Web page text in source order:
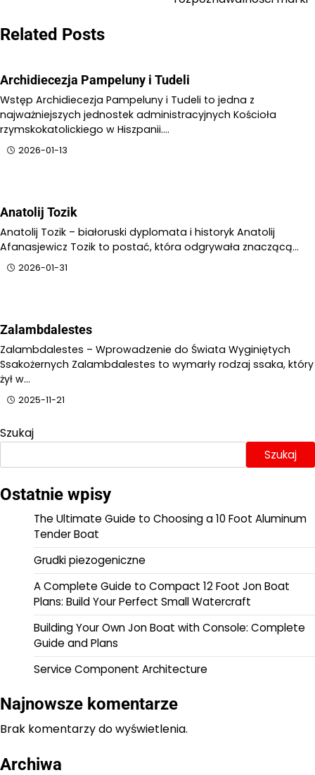
Related Posts
Archidiecezja Pampeluny i Tudeli
Wstęp Archidiecezja Pampeluny i Tudeli to jedna z
najważniejszych jednostek administracyjnych Kościoła
rzymskokatolickiego w Hiszpanii.…
2026-01-13
Anatolij Tozik
Anatolij Tozik – białoruski dyplomata i historyk Anatolij
Afanasjewicz Tozik to postać, która odgrywała znaczącą…
2026-01-31
Zalambdalestes
Zalambdalestes – Wprowadzenie do Świata Wyginiętych
Ssakożernych Zalambdalestes to wymarły rodzaj ssaka, który
żył w…
2025-11-21
Szukaj
Szukaj
Ostatnie wpisy
The Ultimate Guide to Choosing a 10 Foot Aluminum
Tender Boat
Grudki piezogeniczne
A Complete Guide to Compact 12 Foot Jon Boat
Plans: Build Your Perfect Small Watercraft
Building Your Own Jon Boat with Console: Complete
Guide and Plans
Service Component Architecture
Najnowsze komentarze
Brak komentarzy do wyświetlenia.
Archiwa